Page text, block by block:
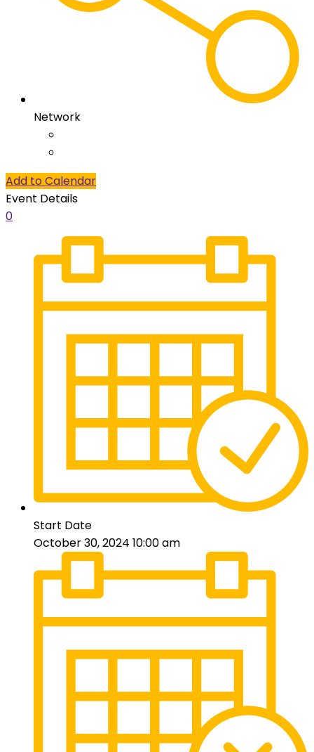
Network
Add to Calendar
Event Details
0
Start Date
October 30, 2024 10:00 am